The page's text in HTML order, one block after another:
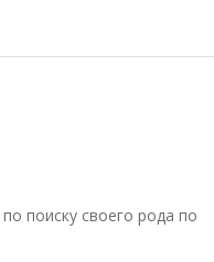
поиску своего рода по